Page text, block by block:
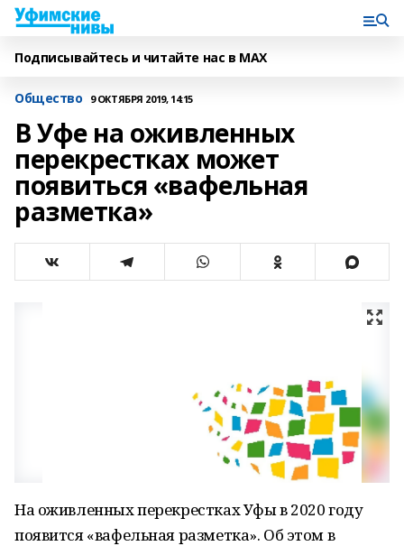
Подписывайтесь и читайте нас в MAX
Общество 9 ОКТЯБРЯ 2019, 14:15
В Уфе на оживленных
перекрестках может
появиться «вафельная
разметка»
На оживленных перекрестках Уфы в 2020 году
появится «вафельная разметка». Об этом в